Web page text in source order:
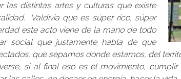
las distintas artes y culturas que existe
Valdivia que es súper rico, súper
este acto viene de la mano de todo
social que justamente habla de que
que sepamos donde estamos, del
si al final eso es el movimiento,